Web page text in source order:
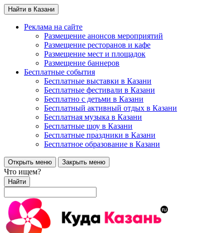
Найти в Казани
Реклама на сайте
Размещение анонсов мероприятий
Размещение ресторанов и кафе
Размещение мест и площадок
Размещение баннеров
Бесплатные события
Бесплатные выставки в Казани
Бесплатные фестивали в Казани
Бесплатно с детьми в Казани
Бесплатный активный отдых в Казани
Бесплатная музыка в Казани
Бесплатные шоу в Казани
Бесплатные праздники в Казани
Бесплатное образование в Казани
Открыть меню Закрыть меню
Что ищем?
Найти